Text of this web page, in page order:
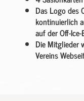
Das Logo
kontinuierlich
auf der Off-
Die Mitglieder
Vereins